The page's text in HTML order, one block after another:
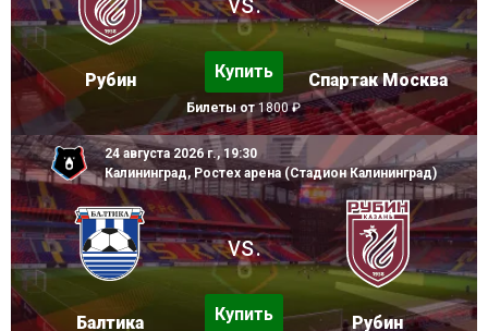
Рубин Купить
Билеты от1800 ₽
Спартак Москва
24 августа 2026 г., 19:30
Калининград, Ростех арена (Стадион Калининград)
Балтика
vs.
Купить Рубин